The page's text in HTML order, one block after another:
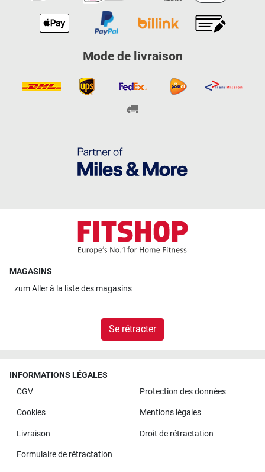
Mode de livraison
MAGASINS
zumAller à la liste des magasins
Se rétracter
INFORMATIONS LÉGALES
CGV
Protection des données
Cookies Mentions légales
Livraison Droit de rétractation
Formulaire de rétractation